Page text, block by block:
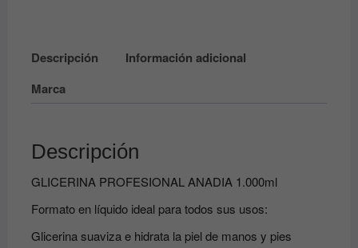
Descripción
Información adicional
Marca
Descripción
GLICERINA PROFESIONAL ANADIA 1.000ml
Formato en líquido ideal para todos sus usos:
Glicerina suaviza e hidrata la piel de manos y pies